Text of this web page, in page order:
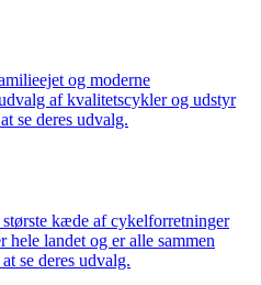
og moderne
af kvalitetscykler og udstyr
se deres udvalg.
kæde af cykelforretninger
landet og er alle sammen
se deres udvalg.